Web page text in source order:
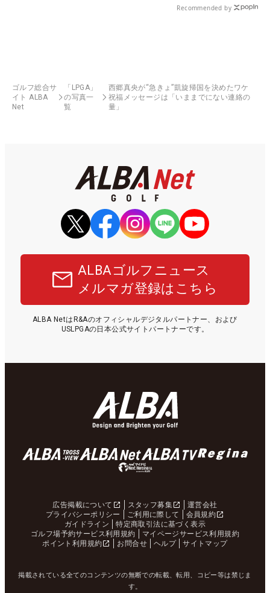
Recommended by
ゴルフ総合サ
イト ALBA
Net
「LPGA」
の写真一
覧
西郷真央が“急きょ”凱旋帰国を決めたワケ
祝福メッセージは「いままでにない連絡の
量」
ALBAゴルフニュース
メルマガ登録はこちら
ALBA NetはR&Aのオフィシャルデジタルパートナー、および
USLPGAの日本公式サイトパートナーです。
広告掲載について スタッフ募集
運営会社
プライバシーポリシー
ご利用に際して
会員規約
ガイドライン
特定商取引法に基づく表示
ゴルフ場予約サービス利用規約
マイページサービス利用規約
ポイント利用規約
お問合せ ヘルプ サイトマップ
掲載されている全てのコンテンツの無断での転載、転用、コピー等は禁じま
す。